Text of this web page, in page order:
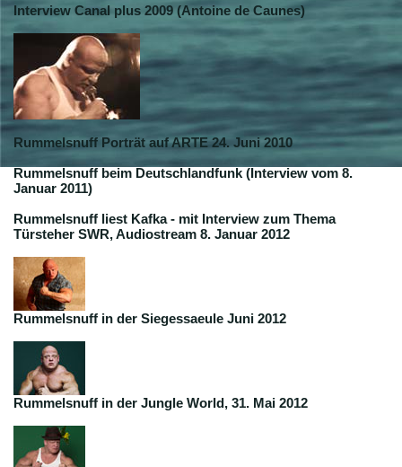
Interview Canal plus 2009 (Antoine de Caunes)
Rummelsnuff Porträt auf ARTE 24. Juni 2010
Rummelsnuff beim Deutschlandfunk (Interview vom 8.
Januar 2011)
Rummelsnuff liest Kafka - mit Interview zum Thema
Türsteher SWR, Audiostream 8. Januar 2012
Rummelsnuff in der Siegessaeule Juni 2012
Rummelsnuff in der Jungle World, 31. Mai 2012